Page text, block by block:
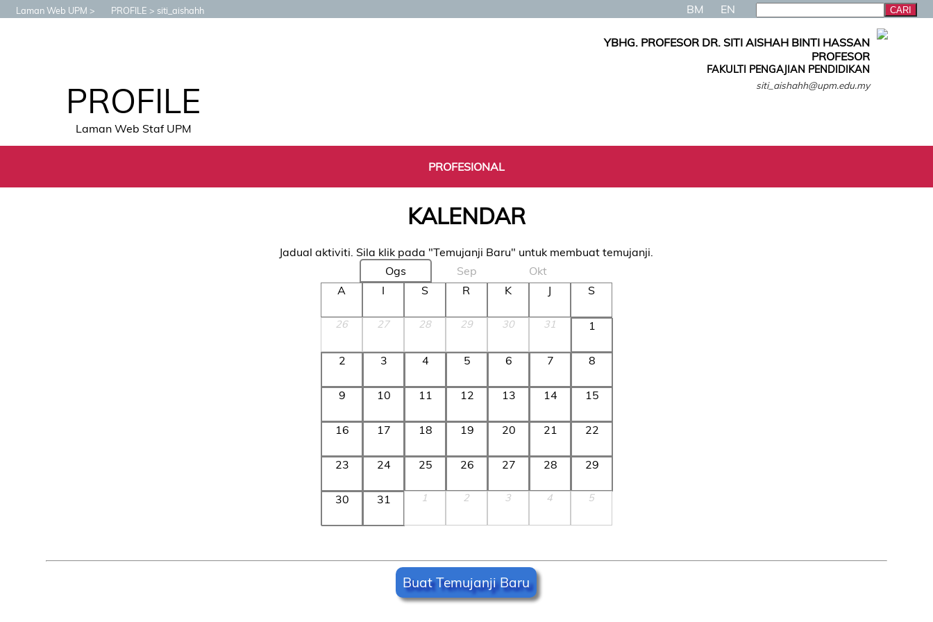
Laman Web UPM PROFILE siti_aishahh BM EN
PROFILE
Laman Web Staf UPM
YBHG. PROFESOR DR. SITI AISHAH BINTI HASSAN
PROFESOR
FAKULTI PENGAJIAN PENDIDIKAN
siti_aishahh@upm.edu.my
PROFESIONAL
KALENDAR
Jadual aktiviti. Sila klik pada "Temujanji Baru" untuk membuat temujanji.
Ogs
Sep
Okt
A
I S R K J S
26 27 28 29 30 31 1
2 3 4 5 6 7 8
9 10 11 12 13 14 15
16 17 18 19 20 21 22
23 24 25 26 27 28 29
30 31 1 2 3 4 5
Buat Temujanji Baru